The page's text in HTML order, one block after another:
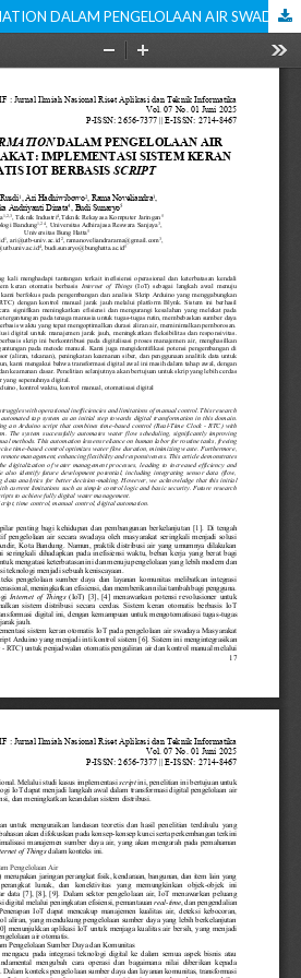
DIGITAL TRANSFORMATION DALAM PENGELOLAAN AIR SWADAYA MASYARAKAT: IMPLEMENTASI SISTEM KERAN OTOMATIS IOT BERBASIS SCRIPT